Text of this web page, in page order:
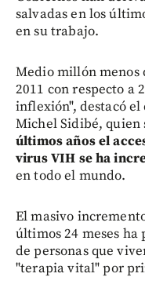
salvadas en los
en su trabajo.
Medio millón menos
2011 con respecto a
inflexión", destacó
Michel Sidibé, quien
últimos años el
virus VIH se ha
en todo el mundo.
El masivo
últimos 24 meses
de personas que
"terapia vital" por